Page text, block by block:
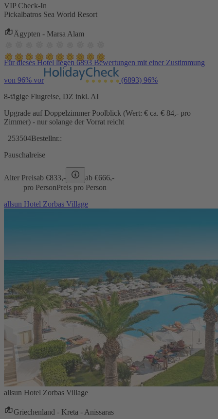
VIP Check-In
Pickalbatros Sea World Resort
Ägypten - Marsa Alam
Für dieses Hotel liegen 6893 Bewertungen mit einer Zustimmung
von 96% vor (6893) 96%
8-tägige Flugreise, DZ inkl. AI
Upgrade auf Doppelzimmer Poolblick (Wert: € ca. € 84,- pro
Zimmer) - nur solange der Vorrat reicht
253504Bestellnr.:
Pauschalreise
Alter Preisab €833,- ab €666,-
pro PersonPreis pro Person
allsun Hotel Zorbas Village
allsun Hotel Zorbas Village
Griechenland - Kreta - Anissaras